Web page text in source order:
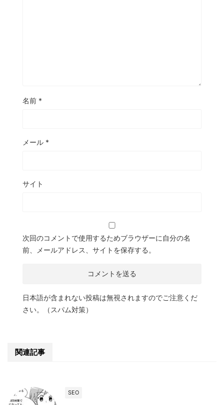
名前 *
メール *
サイト
次回のコメントで使用するためブラウザーに自分の名
前、メールアドレス、サイトを保存する。
日本語が含まれない投稿は無視されますのでご注意くだ
さい。（スパム対策）
関連記事
SEO